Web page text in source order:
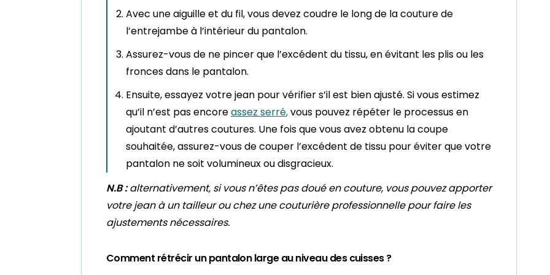
Avec une aiguille et du fil, vous devez coudre le long de la couture de
l’entrejambe à l’intérieur du pantalon.
Assurez-vous de ne pincer que l’excédent du tissu, en évitant les plis ou les
fronces dans le pantalon.
Ensuite, essayez votre jean pour vérifier s’il est bien ajusté. Si vous estimez
qu’il n’est pas encoreassez serré,vous pouvez répéter le processus en
ajoutant d’autres coutures. Une fois que vous avez obtenu la coupe
souhaitée, assurez-vous de couper l’excédent de tissu pour éviter que votre
pantalon ne soit volumineux ou disgracieux.
N.B :alternativement, si vous n’êtes pas doué en couture, vous pouvez apporter
votre jean à un tailleur ou chez une couturière professionnelle pour faire les
ajustements nécessaires.
Comment rétrécir un pantalon large au niveau des cuisses ?